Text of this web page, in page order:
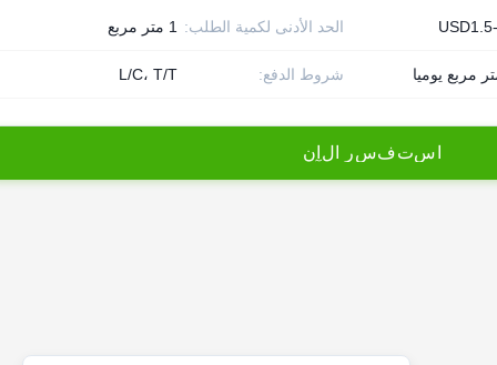
الحد الأدنى لكمية الطلب: 1 متر مربع
شروط الدفع: L/C، T/T
ستفسر ل ن